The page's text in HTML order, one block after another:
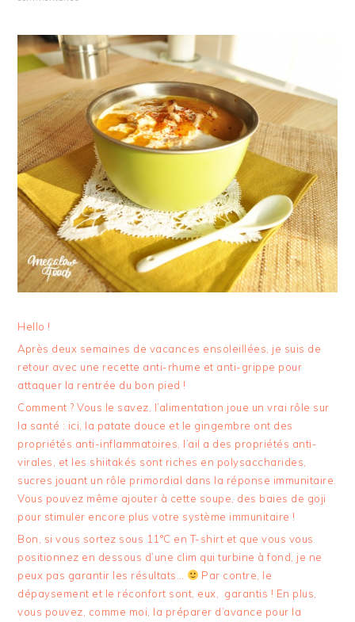
Hello !
Après deux semaines de vacances ensoleillées, je suis de
retour avec une recette anti-rhume et anti-grippe pour
attaquer la rentrée du bon pied !
Comment ? Vous le savez, l’alimentation joue un vrai rôle sur
la santé : ici, la patate douce et le gingembre ont des
propriétés anti-inflammatoires, l’ail a des propriétés anti-
virales, et les shiitakés sont riches en polysaccharides,
sucres jouant un rôle primordial dans la réponse immunitaire.
Vous pouvez même ajouter à cette soupe, des baies de goji
pour stimuler encore plus votre système immunitaire !
Bon, si vous sortez sous 11°C en T-shirt et que vous vous
positionnez en dessous d’une clim qui turbine à fond, je ne
peux pas garantir les résultats…
Par contre, le
dépaysement et le réconfort sont, eux, garantis ! En plus,
vous pouvez, comme moi, la préparer d’avance pour la